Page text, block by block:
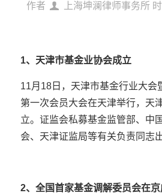
作者 上海坤澜律师事务所
1、天津市基金业协会成立
11月18日，天津市基金行业大会
第一次会员大会在天津举行，天
立。证监会私募基金监管部、中
会、天津证监局等有关负责同志
2、全国首家基金调解委员会在京